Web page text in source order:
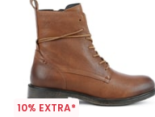
10% EXTRA*